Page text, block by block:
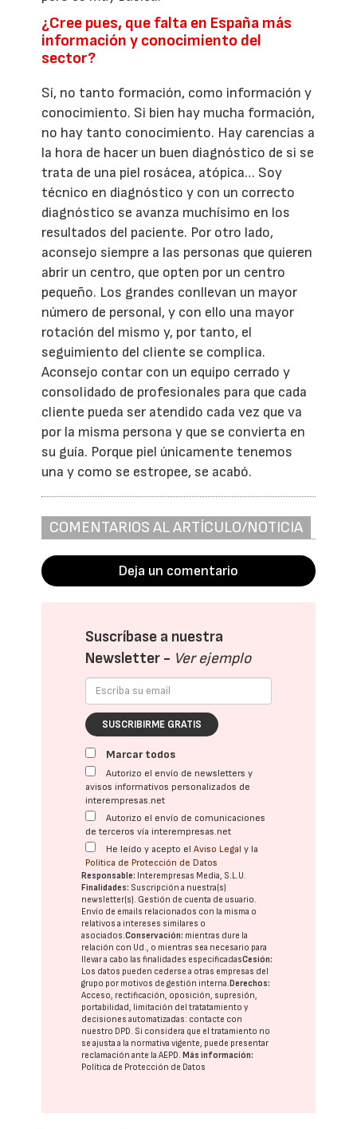
¿Cree pues, que falta en España más
información y conocimiento del
sector?
Sí, no tanto formación, como información y
conocimiento. Si bien hay mucha formación,
no hay tanto conocimiento. Hay carencias a
la hora de hacer un buen diagnóstico de si se
trata de una piel rosácea, atópica… Soy
técnico en diagnóstico y con un correcto
diagnóstico se avanza muchísimo en los
resultados del paciente. Por otro lado,
aconsejo siempre a las personas que quieren
abrir un centro, que opten por un centro
pequeño. Los grandes conllevan un mayor
número de personal, y con ello una mayor
rotación del mismo y, por tanto, el
seguimiento del cliente se complica.
Aconsejo contar con un equipo cerrado y
consolidado de profesionales para que cada
cliente pueda ser atendido cada vez que va
por la misma persona y que se convierta en
su guía. Porque piel únicamente tenemos
una y como se estropee, se acabó.
COMENTARIOS AL ARTÍCULO/NOTICIA
Deja un comentario
Suscríbase a nuestra
Newsletter - Ver ejemplo
SUSCRIBIRME GRATIS
Marcar todos
Autorizo el envío de newsletters y
avisos informativos personalizados de
interempresas.net
Autorizo el envío de comunicaciones
de terceros vía interempresas.net
He leído y acepto elAviso Legal y la
Política de Protección de Datos
Responsable: Interempresas Media, S.L.U.
Finalidades: Suscripción a nuestra(s)
newsletter(s). Gestión de cuenta de usuario.
Envío de emails relacionados con la misma o
relativos a intereses similares o
asociados.Conservación: mientras dure la
relación con Ud., o mientras sea necesario para
llevar a cabo las finalidades especificadasCesión:
Los datos pueden cederse a otras empresas del
grupo por motivos de gestión interna.Derechos:
Acceso, rectificación, oposición, supresión,
portabilidad, limitación del tratatamiento y
decisiones automatizadas: contacte con
nuestro DPD . Si considera que el tratamiento no
se ajusta a la normativa vigente, puede presentar
reclamación ante laAEPD .Más información:
Política de Protección de Datos